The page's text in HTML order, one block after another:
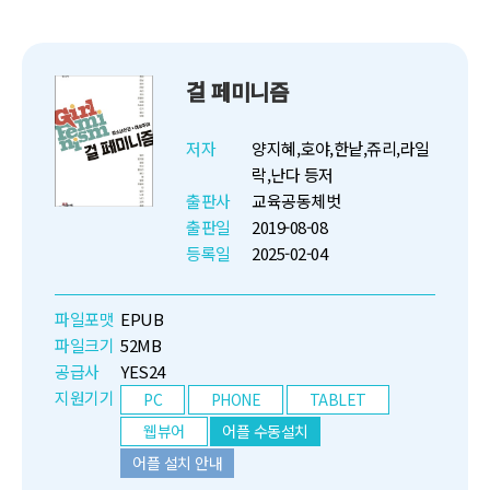
걸 페미니즘
저자
양지혜,호야,한낱,쥬리,라일
락,난다 등저
출판사
교육공동체벗
출판일
2019-08-08
등록일
2025-02-04
파일포맷 EPUB
파일크기 52MB
공급사
YES24
지원기기
PC PHONE
TABLET
웹뷰어
어플 수동설치
어플 설치 안내